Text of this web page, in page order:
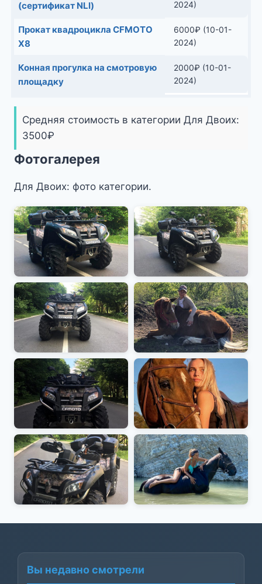
(сертификат NLI)
2024)
Прокат квадроцикла CFMOTO
X8
6000₽ (10-01-
2024)
Конная прогулка на смотровую
площадку
2000₽ (10-01-
2024)
Средняя стоимость в категории Для Двоих:
3500₽
Фотогалерея
Для Двоих: фото категории.
Вы недавно смотрели